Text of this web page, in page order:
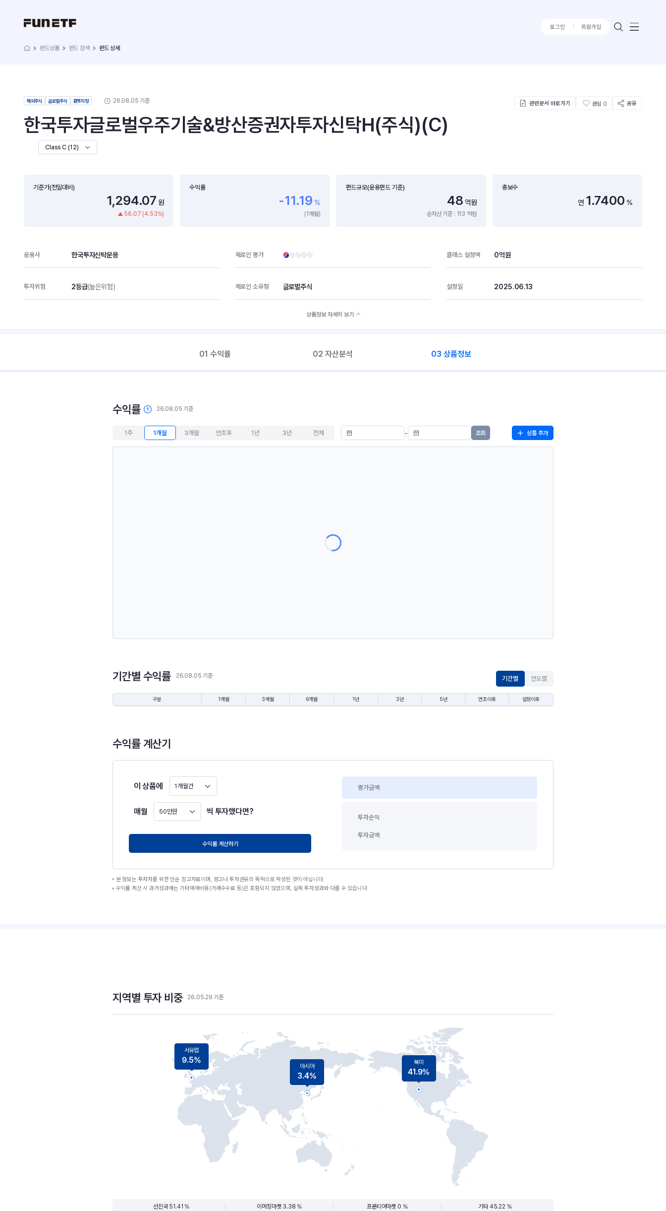
로그인 회원가입
펀드상품 펀드 검색 펀드 상세
해외주식 글로벌주식 환헷지형 26.08.05 기준 관련문서 바로가기 관심 0 공유
한국투자글로벌우주기술&방산증권자투자신탁H(주식)(C)
Class C (12)
기준가(전일대비)
1,294.07 원
56.07 (4.53%)
수익률
-11.19 %
(1개월)
펀드규모(운용펀드 기준)
48 억원
순자산 기준 : 113 억원
총보수
연 1.7400 %
운용사 한국투자신탁운용 제로인 평가 클래스 설정액 0억원
투자위험 2등급(높은위험) 제로인 소유형 글로벌주식 설정일 2025.06.13
상품정보 자세히 보기
01 수익률 02 자산분석 03 상품정보
수익률 26.08.05 기준
1주 1개월 3개월 연초후 1년 3년 전체 ~ 조회 상품 추가
기간별 수익률 26.08.05 기준 기간별 연도별
구분 1개월 3개월 6개월 1년 3년 5년 연초이후 설정이후
수익률 계산기
이 상품에 1개월간
매월 50만원 원 씩 투자했다면?
수익률 계산하기
평가금액
투자손익
투자금액
본 정보는 투자자를 위한 단순 참고자료이며, 광고나 투자권유의 목적으로 작성된 것이 아닙니다.
수익률 계산 시 과거성과에는 기타매매비용(거래수수료 등)은 포함되지 않았으며, 실제 투자성과와 다를 수 있습니다.
지역별 투자 비중 26.05.29 기준
북미
41.9%
서유럽
9.5%
아시아
3.4%
선진국 51.41 % 이머징마켓 3.38 % 프론티어마켓 0 % 기타 45.22 %